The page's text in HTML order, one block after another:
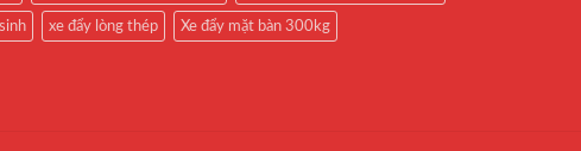
xe đẩy lòng thép Xe đẩy mặt bàn 300kg